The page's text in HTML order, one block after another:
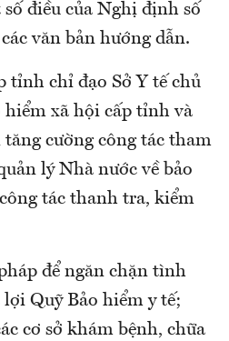
điều của Nghị định số
văn bản hướng dẫn.
tỉnh chỉ đạo Sở Y tế chủ
xã hội cấp tỉnh và
cường công tác tham
lý Nhà nước về bảo
tác thanh tra, kiểm
để ngăn chặn tình
Quỹ Bảo hiểm y tế;
cơ sở khám bệnh, chữa